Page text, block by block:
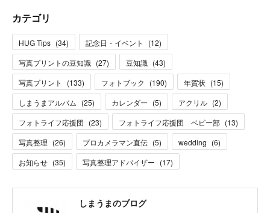
カテゴリ
HUG Tips (34) 記念日・イベント (12)
写真プリントの豆知識 (27) 豆知識 (43)
写真プリント
(133) フォトブック (190) 年賀状 (15)
しまうまアルバム (25) カレンダー (5) アクリル (2)
フォトライフ応援団 (23) フォトライフ応援団 ベビー部 (13)
写真整理 (26) プロカメラマン直伝 (5) wedding (6)
お知らせ (35) 写真整理アドバイザー (17)
しまうまのブログ